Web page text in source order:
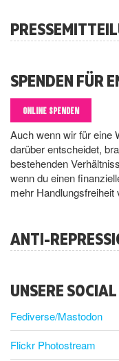
SPENDEN FÜR
ONLINE SPENDEN
Auch wenn wir für eine
darüber entscheidet,
bestehenden
wenn du einen
mehr Handlungsfreiheit
ANTI-
UNSERE
Fediverse/Mastodon
Flickr Photostream